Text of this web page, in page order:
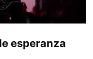
esperanza